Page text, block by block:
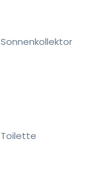
Sonnenkollektor
Toilette